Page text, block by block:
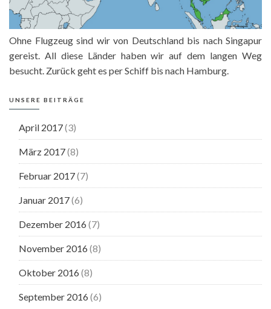
Ohne Flugzeug sind wir von Deutschland bis nach Singapur
gereist. All diese Länder haben wir auf dem langen Weg
besucht. Zurück geht es per Schiff bis nach Hamburg.
UNSERE BEITRÄGE
April 2017(3)
März 2017(8)
Februar 2017(7)
Januar 2017(6)
Dezember 2016 (7)
November 2016 (8)
Oktober 2016 (8)
September 2016 (6)